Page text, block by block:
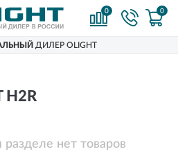
0 0
ДИЛЕР OLIGHT
разделе нет товаров